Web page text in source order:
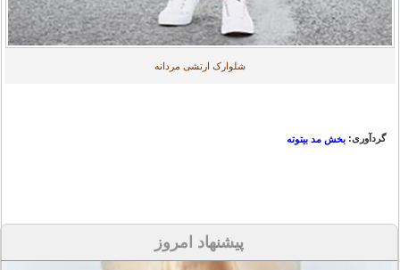
شلوارک ارتشی مردانه
گردآوری: بخش مد بیتوته
پیشنهاد امروز